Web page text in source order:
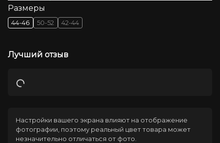
Размеры
44-46 50-52 42-44
Лучший отзыв
Загрузка
Настройки вашего экрана влияют на отображение
фотографии, поэтому реальный цвет товара может
незначительно отличаться от фото.